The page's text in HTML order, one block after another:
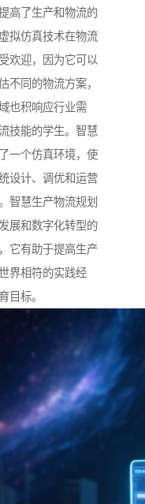
高了生产和物流的
拟仿真技术在物流
欢迎，因为它可以
不同的物流方案，
也积响应行业需
技能的学生。智慧
一个仿真环境，使
设计、调优和运营
智慧生产物流规划
展和数字化转型的
它有助于提高生产
界相符的实践经
目标。